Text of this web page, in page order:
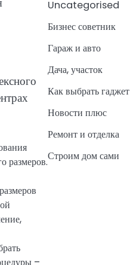
размеров.
–
Uncategorised
Бизнес советник
Гараж и авто
Дача, участок
Как выбрать гаджет
Новости плюс
Ремонт и отделка
Строим дом сами